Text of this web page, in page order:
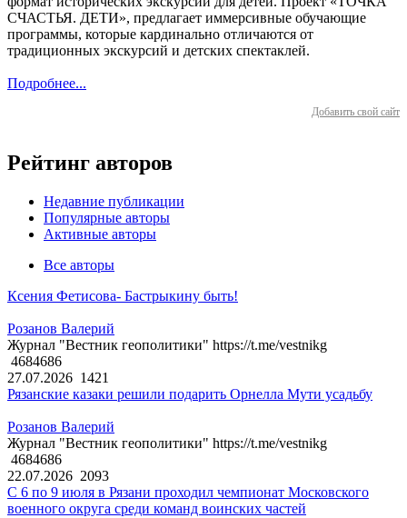
СЧАСТЬЯ. ДЕТИ», предлагает иммерсивные обучающие
программы, которые кардинально отличаются от
традиционных экскурсий и детских спектаклей.
Подробнее...
Добавить свой сайт
Рейтинг авторов
Недавние публикации
Популярные авторы
Активные авторы
Все авторы
Ксения Фетисова- Бастрыкину быть!
Розанов Валерий
Журнал "Вестник геополитики" https://t.me/vestnikg
4684686
27.07.2026 1421
Рязанские казаки решили подарить Орнелла Мути усадьбу
Розанов Валерий
Журнал "Вестник геополитики" https://t.me/vestnikg
4684686
22.07.2026 2093
С 6 по 9 июля в Рязани проходил чемпионат Московского
военного округа среди команд воинских частей